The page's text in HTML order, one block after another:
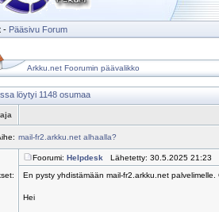
- Pääsivu Forum
Arkku.net Foorumin päävalikko
löytyi 1148 osumaa
mail-fr2.arkku.net alhaalla?
Foorumi: Helpdesk Lähetetty: 30.5.2025 21:23
En pysty yhdistämään mail-fr2.arkku.net
Hei